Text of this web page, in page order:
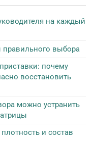
на каждый
правильного выбора
почему
восстановить
можно устранить
и состав